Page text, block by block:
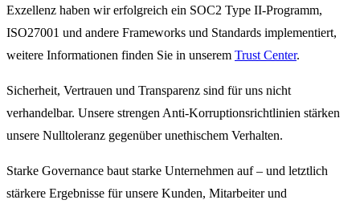
Exzellenz haben wir erfolgreich ein SOC2 Type II-Programm,
ISO27001 und andere Frameworks und Standards implementiert,
weitere Informationen finden Sie in unserem Trust Center.
Sicherheit, Vertrauen und Transparenz sind für uns nicht
verhandelbar. Unsere strengen Anti-Korruptionsrichtlinien stärken
unsere Nulltoleranz gegenüber unethischem Verhalten.
Starke Governance baut starke Unternehmen auf – und letztlich
stärkere Ergebnisse für unsere Kunden, Mitarbeiter und